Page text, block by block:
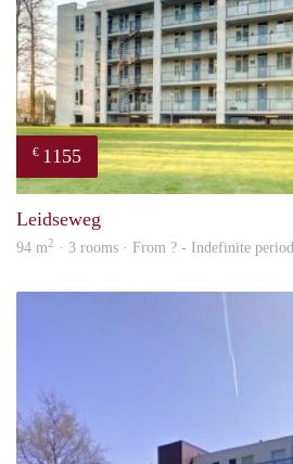
€ 1155
Leidseweg
94 m2 · 3 rooms · From ? - Indefinite period